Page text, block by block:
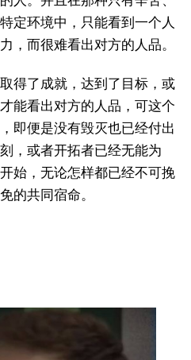
定环境中，只能看到一个人
，而很难看出对方的人品。
得了成就，达到了目标，或
能看出对方的人品，可这个
即便是没有毁灭也已经付出
，或者开拓者已经无能为
始，无论怎样都已经不可挽
的共同宿命。